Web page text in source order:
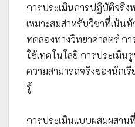
การประเมินการปฏิบัติจริ
เหมาะสมสำหรับวิชาที่เน้น
ทดลองทางวิทยาศาสตร์ ก
ใช้เทคโนโลยี การประเมิน
ความสามารถจริงของนักเ
รู้
การประเมินแบบผสมผสาน